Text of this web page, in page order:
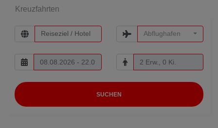
Kreuzfahrten
Abflughafen
SUCHEN